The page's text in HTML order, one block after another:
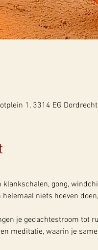
1, 3314 EG
klankschalen, gong,
niets hoeven
je gedachtestroom tot
meditatie, waarin je